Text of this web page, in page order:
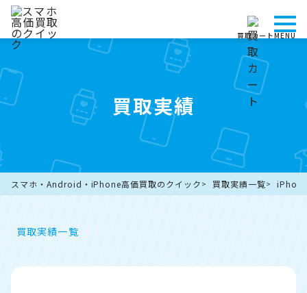
買取カートMENU
買取実績
スマホ・Android・iPhone高価買取のクイック 買取実績一覧
買取実績一覧